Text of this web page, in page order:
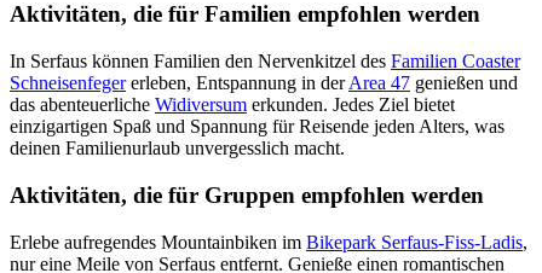
Aktivitäten, die für Familien empfohlen werden
In Serfaus können Familien den Nervenkitzel des Familien Coaster
Schneisenfegererleben, Entspannung in derArea 47 genießen und
das abenteuerliche Widiversum erkunden. Jedes Ziel bietet
einzigartigen Spaß und Spannung für Reisende jeden Alters, was
deinen Familienurlaub unvergesslich macht.
Aktivitäten, die für Gruppen empfohlen werden
Erlebe aufregendes Mountainbiken im Bikepark Serfaus-Fiss-Ladis,
nur eine Meile von Serfaus entfernt. Genieße einen romantischen